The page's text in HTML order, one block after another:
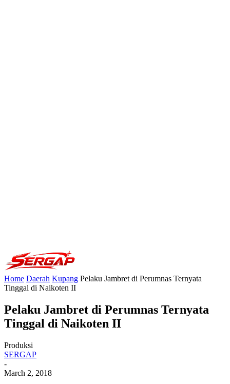
Home Daerah Kupang Pelaku Jambret di Perumnas Ternyata
Tinggal di Naikoten II
Pelaku Jambret di Perumnas Ternyata
Tinggal di Naikoten II
Produksi
SERGAP
-
March 2, 2018